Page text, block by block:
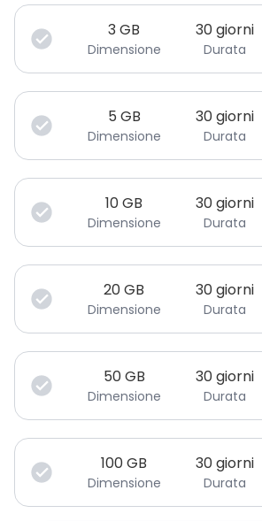
3GB
Dimensione
30 giorni
Durata
5 GB
Dimensione
30 giorni
Durata
10GB
Dimensione
30 giorni
Durata
20GB
Dimensione
30 giorni
Durata
50GB
Dimensione
30 giorni
Durata
100GB
Dimensione
30 giorni
Durata